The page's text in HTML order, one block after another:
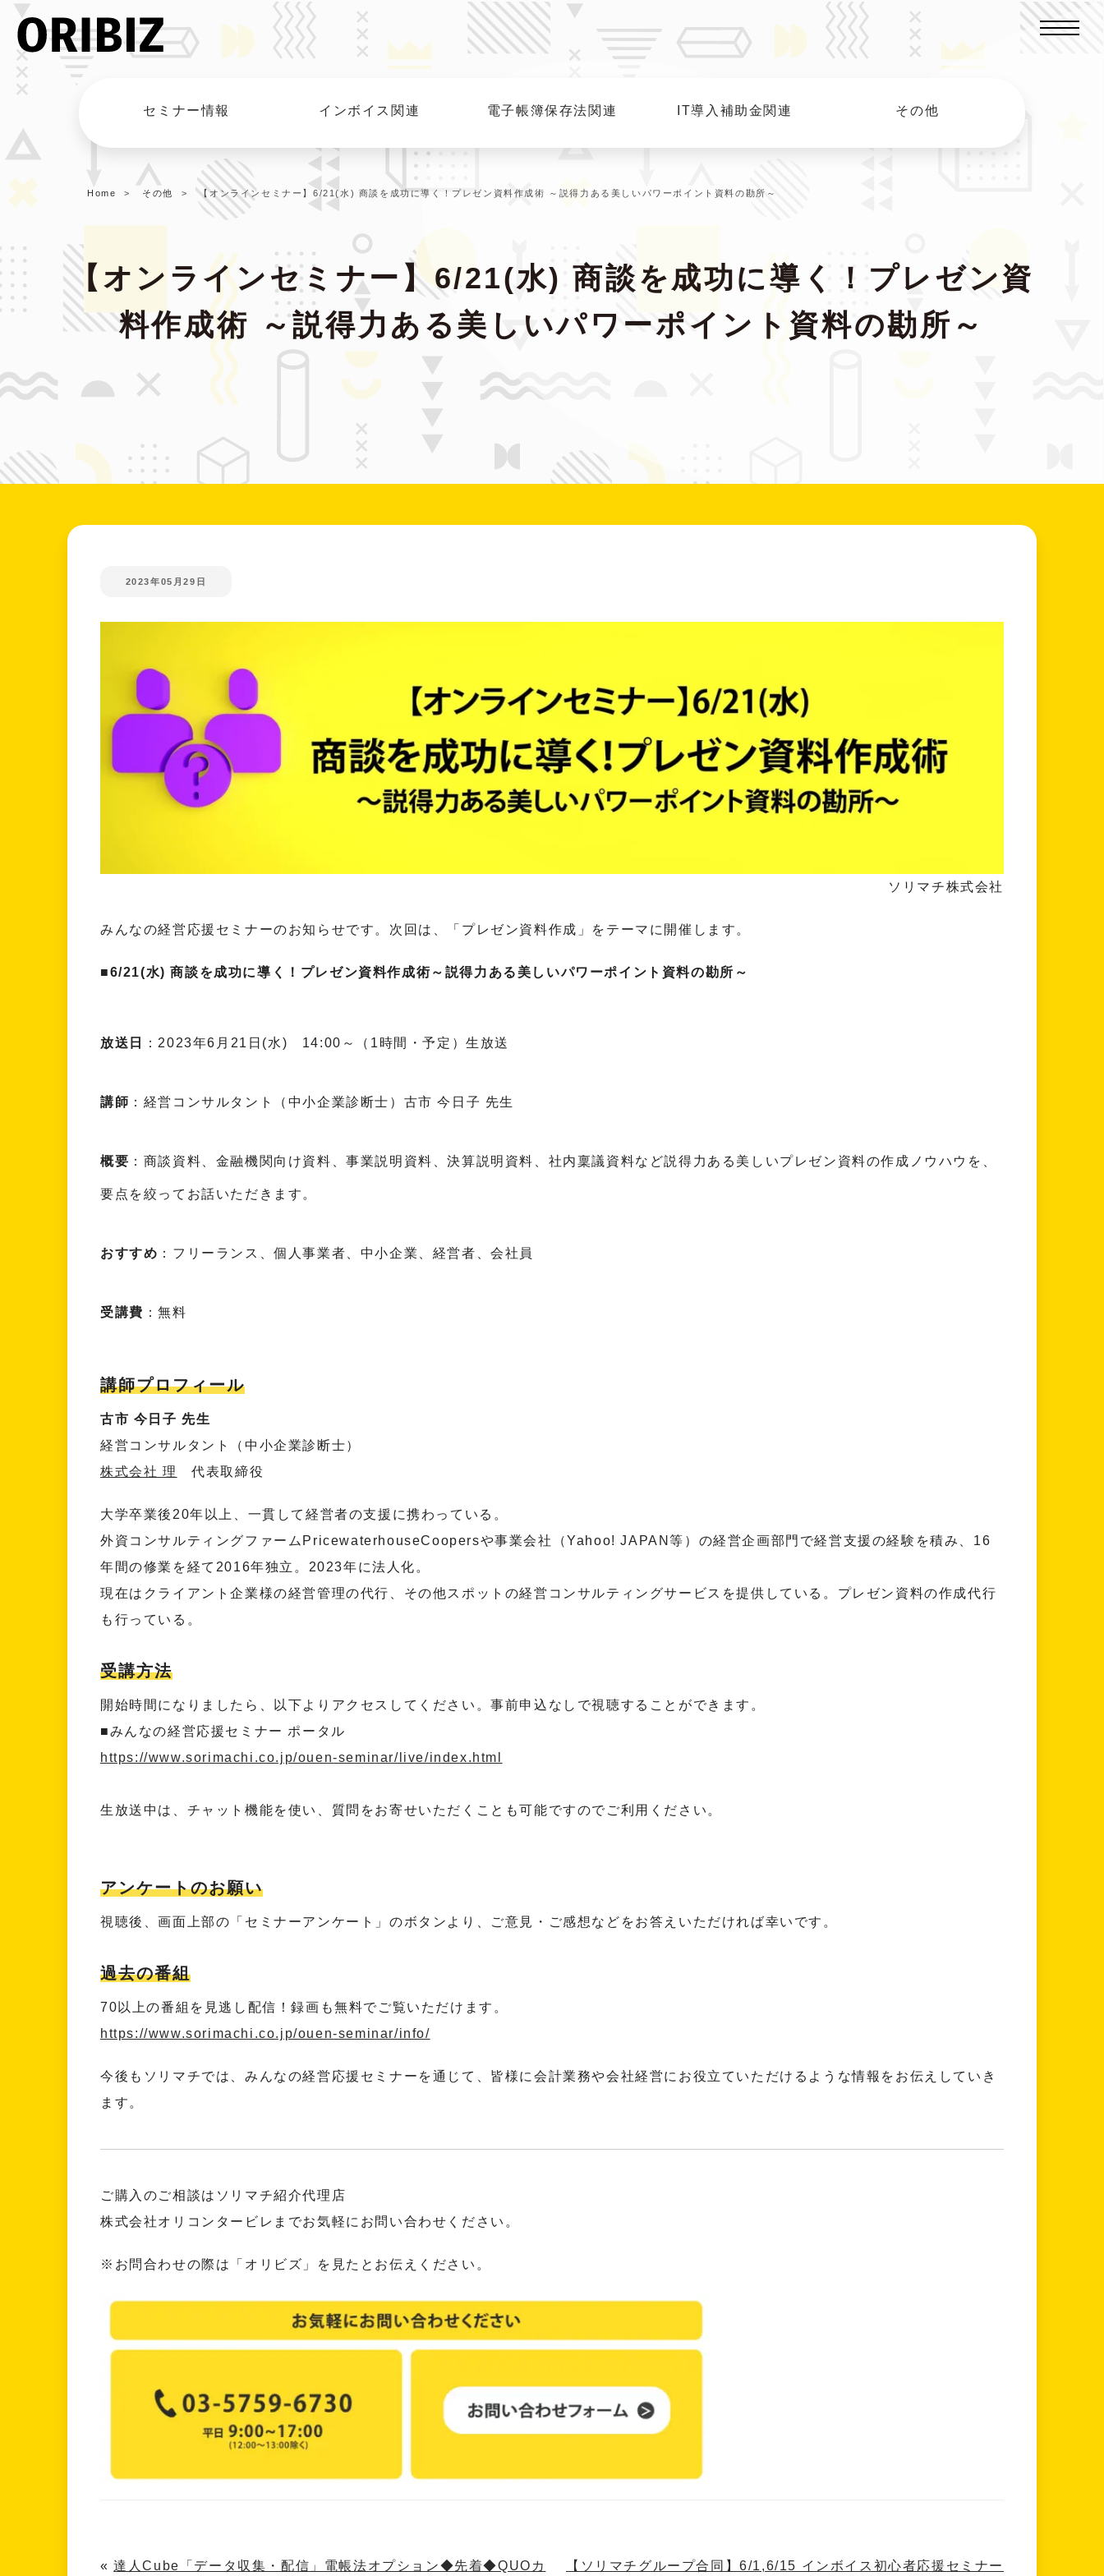
セミナー情報 インボイス関連 電子帳簿保存法関連 IT導入補助金関連 その他
Home その他 【オンラインセミナー】6/21(水) 商談を成功に導く！プレゼン資料作成術 ～説得力ある美しいパワーポイント資料の勘所～
【オンラインセミナー】6/21(水) 商談を成功に導く！プレゼン資
料作成術 ～説得力ある美しいパワーポイント資料の勘所～
2023年05月29日
ソリマチ株式会社
みんなの経営応援セミナーのお知らせです。次回は、「プレゼン資料作成」をテーマに開催します。
■6/21(水) 商談を成功に導く！プレゼン資料作成術～説得力ある美しいパワーポイント資料の勘所～
放送日 ：2023年6月21日(水) 14:00～（1時間・予定）生放送
講師 ：経営コンサルタント（中小企業診断士）古市 今日子 先生
概要 ：商談資料、金融機関向け資料、事業説明資料、決算説明資料、社内稟議資料など説得力ある美しいプレゼン資料の作成ノウハウを、
要点を絞ってお話いただきます。
おすすめ ：フリーランス、個人事業者、中小企業、経営者、会社員
受講費 ：無料
講師プロフィール
古市 今日子 先生
経営コンサルタント（中小企業診断士）
株式会社 理
代表取締役
大学卒業後20年以上、一貫して経営者の支援に携わっている。
外資コンサルティングファームPricewaterhouseCoopersや事業会社（Yahoo! JAPAN等）の経営企画部門で経営支援の経験を積み、16
年間の修業を経て2016年独立。2023年に法人化。
現在はクライアント企業様の経営管理の代行、その他スポットの経営コンサルティングサービスを提供している。プレゼン資料の作成代行
も行っている。
受講方法
開始時間になりましたら、以下よりアクセスしてください。事前申込なしで視聴することができます。
■みんなの経営応援セミナー ポータル
https://www.sorimachi.co.jp/ouen-seminar/live/index.html
生放送中は、チャット機能を使い、質問をお寄せいただくことも可能ですのでご利用ください。
アンケートのお願い
視聴後、画面上部の「セミナーアンケート」のボタンより、ご意見・ご感想などをお答えいただければ幸いです。
過去の番組
70以上の番組を見逃し配信！録画も無料でご覧いただけます。
https://www.sorimachi.co.jp/ouen-seminar/info/
今後もソリマチでは、みんなの経営応援セミナーを通じて、皆様に会計業務や会社経営にお役立ていただけるような情報をお伝えしていき
ます。
ご購入のご相談はソリマチ紹介代理店
株式会社オリコンタービレまでお気軽にお問い合わせください。
※お問合わせの際は「オリビズ」を見たとお伝えください。
«達人Cube「データ収集・配信」電帳法オプション◆先着◆QUOカ 【ソリマチグループ合同】6/1,6/15 インボイス初心者応援セミナー